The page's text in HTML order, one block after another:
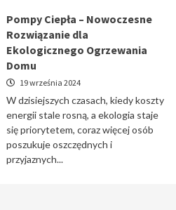
Pompy Ciepła – Nowoczesne
Rozwiązanie dla
Ekologicznego Ogrzewania
Domu
19 września 2024
W dzisiejszych czasach, kiedy koszty
energii stale rosną, a ekologia staje
się priorytetem, coraz więcej osób
poszukuje oszczędnych i
przyjaznych...